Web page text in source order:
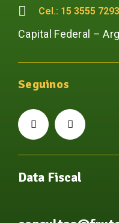
Cel.: 15 3555 7293
Capital Federal –
Seguinos
Data Fiscal